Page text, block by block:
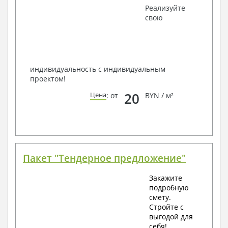
Получить профессиональную консультацию у
наших специалистов, Вы можете любым
Реализуйте
свою
индивидуальность с индивидуальным
проектом!
Цена: от 20 BYN / м²
Пакет "Тендерное предложение"
Закажите
подробную
смету.
Стройте с
выгодой для